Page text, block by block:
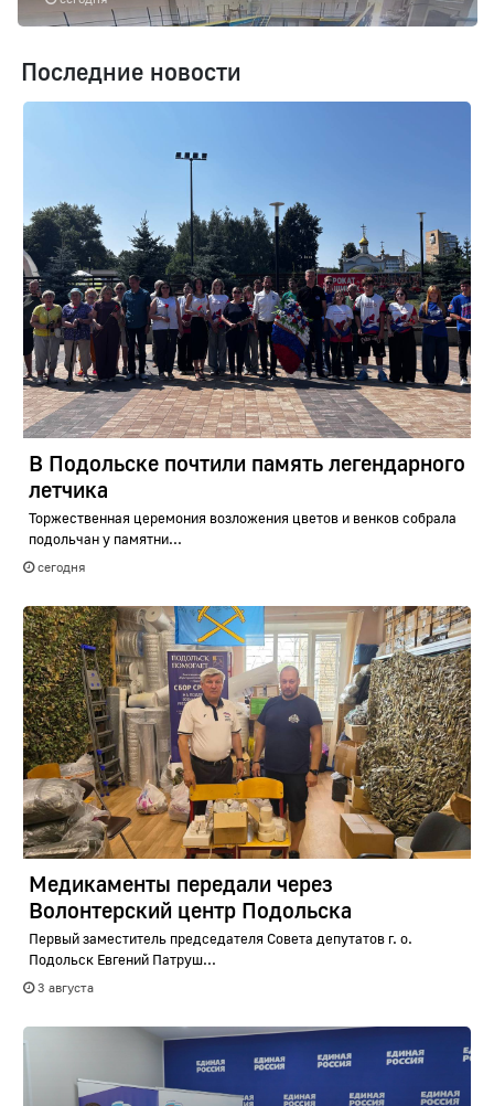
Последние новости
В Подольске почтили память легендарного
летчика
Торжественная церемония возложения цветов и венков собрала
подольчан у памятни...
сегодня
Медикаменты передали через
Волонтерский центр Подольска
Первый заместитель председателя Совета депутатов г. о.
Подольск Евгений Патруш...
3 августа